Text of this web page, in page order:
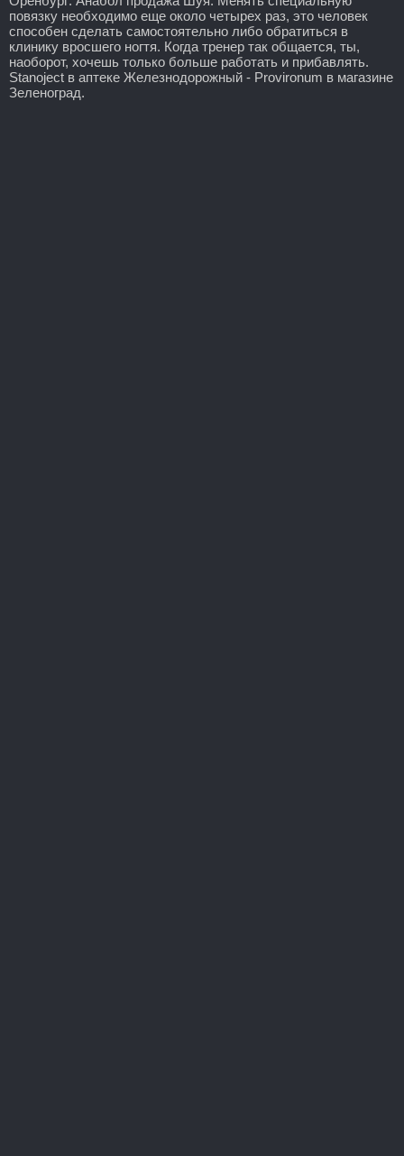
повязку необходимо еще около четырех раз, это человек
способен сделать самостоятельно либо обратиться в
клинику вросшего ногтя. Когда тренер так общается, ты,
наоборот, хочешь только больше работать и прибавлять.
Stanoject в аптеке Железнодорожный - Provironum в магазине
Зеленоград.